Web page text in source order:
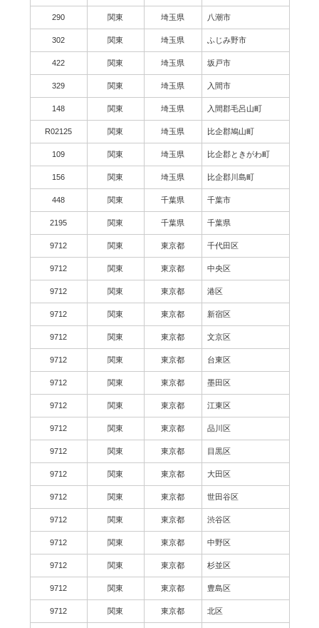
290 関東 埼玉県 八潮市
302 関東 埼玉県 ふじみ野市
422 関東 埼玉県 坂戸市
329 関東 埼玉県 入間市
148 関東 埼玉県 入間郡毛呂山町
R02125 関東 埼玉県 比企郡鳩山町
109 関東 埼玉県 比企郡ときがわ町
156 関東 埼玉県 比企郡川島町
448 関東 千葉県 千葉市
2195 関東 千葉県 千葉県
9712 関東 東京都 千代田区
9712 関東 東京都 中央区
9712 関東 東京都 港区
9712 関東 東京都 新宿区
9712 関東 東京都 文京区
9712 関東 東京都 台東区
9712 関東 東京都 墨田区
9712 関東 東京都 江東区
9712 関東 東京都 品川区
9712 関東 東京都 目黒区
9712 関東 東京都 大田区
9712 関東 東京都 世田谷区
9712 関東 東京都 渋谷区
9712 関東 東京都 中野区
9712 関東 東京都 杉並区
9712 関東 東京都 豊島区
9712 関東 東京都 北区